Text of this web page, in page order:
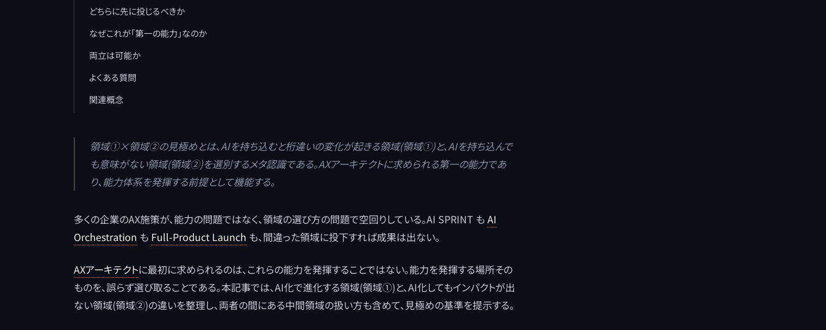
どちらに先に投じるべきか
なぜこれが「第一の能力」なのか
両立は可能か
よくある質問
関連概念
領域①×領域②の見極めとは、AIを持ち込むと桁違いの変化が起きる領域(領域①)と、AIを持ち込んで
も意味がない領域(領域②)を選別するメタ認識である。AXアーキテクトに求められる第一の能力であ
り、能力体系を発揮する前提として機能する。
多くの企業のAX施策が、能力の問題ではなく、領域の選び方の問題で空回りしている。AI SPRINT も AI
Orchestration も Full-Product Launch も、間違った領域に投下すれば成果は出ない。
AXアーキテクトに最初に求められるのは、これらの能力を発揮することではない。能力を発揮する場所その
ものを、誤らず選び取ることである。本記事では、AI化で進化する領域(領域①)と、AI化してもインパクトが出
ない領域(領域②)の違いを整理し、両者の間にある中間領域の扱い方も含めて、見極めの基準を提示する。